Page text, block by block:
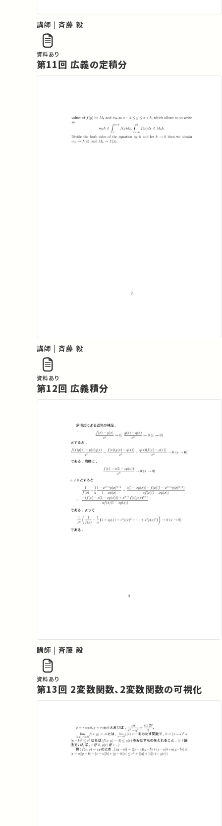
講師 | 斉藤 毅
資料あり
第11回 広義の定積分
講師 | 斉藤 毅
資料あり
第12回 広義積分
講師 | 斉藤 毅
資料あり
第13回 2変数関数、2変数関数の可視化